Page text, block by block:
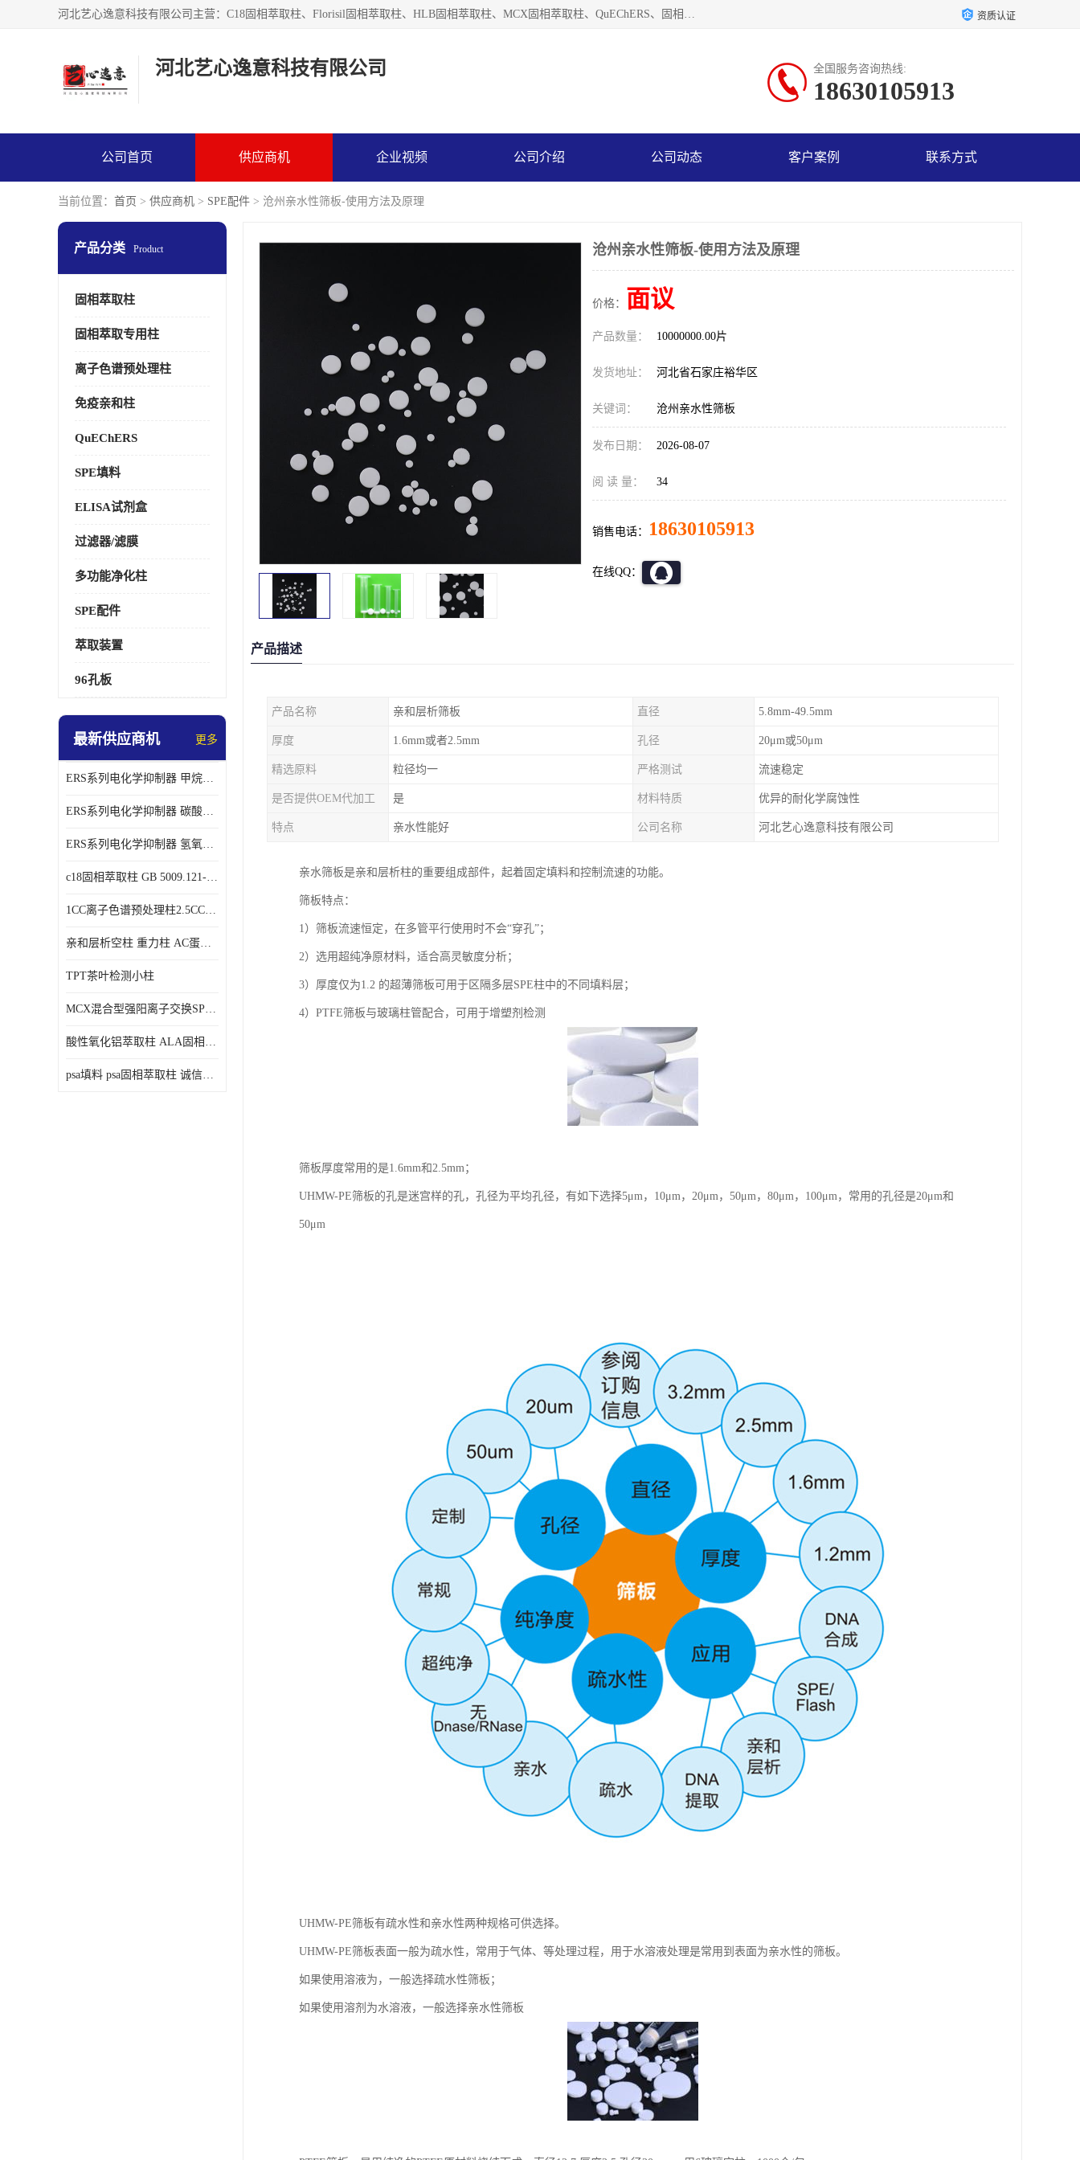
河北艺心逸意科技有限公司主营：C18固相萃取柱、Florisil固相萃取柱、HLB固相萃取柱、MCX固相萃取柱、QuEChERS、固相萃取空柱、针式过滤器 、固相萃取柱、黄曲霉毒素亲和柱。全国咨询热线：18630105913。河北艺心逸意科技有限公司接受来样定做，我们秉承着“顾客至上，锐意进取”的经营理念，坚持客户至上的原则为广大客户提供优质的服务，欢迎广大客户惠顾！免费咨询！ 资质认证
河北艺心逸意科技有限公司 全国服务咨询热线:
18630105913
公司首页 供应商机 企业视频 公司介绍 公司动态 客户案例 联系方式
当前位置： 首页 > 供应商机 > SPE配件 > 沧州亲水性筛板-使用方法及原理
产品分类 Product
固相萃取柱
固相萃取专用柱
离子色谱预处理柱
免疫亲和柱
QuEChERS
SPE填料
ELISA试剂盒
过滤器/滤膜
多功能净化柱
SPE配件
萃取装置
96孔板
最新供应商机 更多
ERS系列电化学抑制器 甲烷磺酸体系 实验器材
ERS系列电化学抑制器 碳酸盐体系 实验科研仪器 适配离子色谱仪产品
ERS系列电化学抑制器 氢氧根体系 检测灵敏度高 适用梯度淋洗 实验耗材
c18固相萃取柱 GB 5009.121-2016 spe柱
1CC离子色谱预处理柱2.5CC 50支/盒
亲和层析空柱 重力柱 AC蛋白纯化柱 蛋白层析柱
TPT茶叶检测小柱
MCX混合型强阳离子交换SPE柱60mg/3ml
酸性氧化铝萃取柱 ALA固相萃取柱
psa填料 psa固相萃取柱 诚信经营 来电咨询
沧州亲水性筛板-使用方法及原理
价格： 面议
产品数量： 10000000.00片
发货地址： 河北省石家庄裕华区
关键词： 沧州亲水性筛板
发布日期： 2026-08-07
阅 读 量： 34
销售电话： 18630105913
在线QQ：
产品描述
产品名称 亲和层析筛板 直径 5.8mm-49.5mm
厚度 1.6mm或者2.5mm 孔径 20μm或50μm
精选原料 粒径均一 严格测试 流速稳定
是否提供OEM代加工 是 材料特质 优异的耐化学腐蚀性
特点 亲水性能好 公司名称 河北艺心逸意科技有限公司
亲水筛板是亲和层析柱的重要组成部件，起着固定填料和控制流速的功能。
筛板特点：
1）筛板流速恒定，在多管平行使用时不会“穿孔”；
2）选用超纯净原材料，适合高灵敏度分析；
3）厚度仅为1.2 的超薄筛板可用于区隔多层SPE柱中的不同填料层；
4）PTFE筛板与玻璃柱管配合，可用于增塑剂检测
筛板厚度常用的是1.6mm和2.5mm；
UHMW-PE筛板的孔是迷宫样的孔，孔径为平均孔径，有如下选择5μm，10μm，20μm，50μm，80μm，100μm，常用的孔径是20μm和
50μm
UHMW-PE筛板有疏水性和亲水性两种规格可供选择。
UHMW-PE筛板表面一般为疏水性，常用于气体、等处理过程，用于水溶液处理是常用到表面为亲水性的筛板。
如果使用溶液为，一般选择疏水性筛板；
如果使用溶剂为水溶液，一般选择亲水性筛板